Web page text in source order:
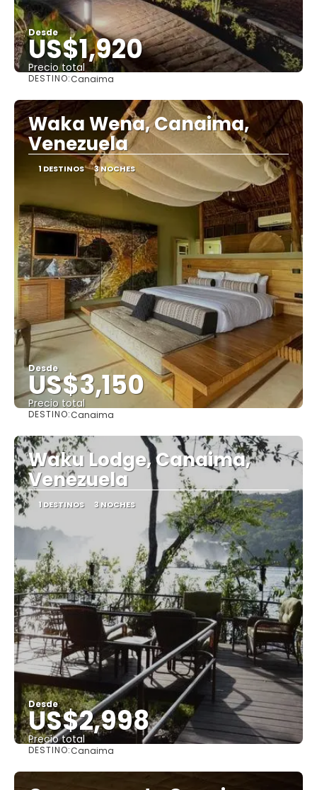
Desde
US$1,920
Precio total
DESTINO:Canaima
Waka Wena, Canaima,
Venezuela
1 DESTINOS 3 NOCHES
Desde
US$3,150
Precio total
DESTINO:Canaima
Waku Lodge, Canaima,
Venezuela
1 DESTINOS 3 NOCHES
Desde
US$2,998
Precio total
DESTINO:Canaima